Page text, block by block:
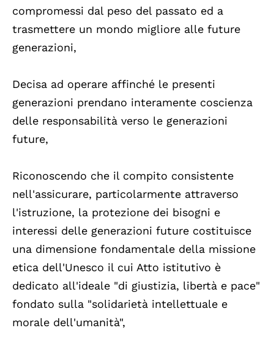
compromessi dal peso del passato ed a
trasmettere un mondo migliore alle future
generazioni,
Decisa ad operare affinché le presenti
generazioni prendano interamente coscienza
delle responsabilità verso le generazioni
future,
Riconoscendo che il compito consistente
nell'assicurare, particolarmente attraverso
l'istruzione, la protezione dei bisogni e
interessi delle generazioni future costituisce
una dimensione fondamentale della missione
etica dell'Unesco il cui Atto istitutivo è
dedicato all'ideale "di giustizia, libertà e pace"
fondato sulla "solidarietà intellettuale e
morale dell'umanità",